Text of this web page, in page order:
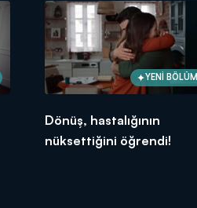
YENİ BÖLÜM
Dönüş, hastalığının
nüksettiğini öğrendi!